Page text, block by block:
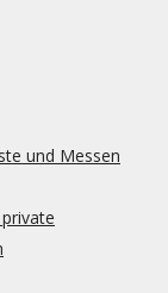
und Messen